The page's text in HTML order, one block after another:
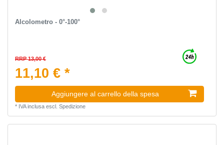
Alcolometro - 0°-100°
RRP 13,00 €
11,10 € *
Aggiungere al carrello della spesa
* IVA inclusaescl. Spedizione